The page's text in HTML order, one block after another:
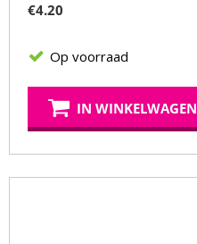
€4.20
Op voorraad
IN WINKELWAGEN